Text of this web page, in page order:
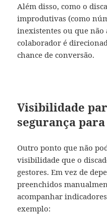
Além disso, como o
improdutivas (como
inexistentes ou que não
colaborador é
chance de conversão.
Visibilidade
segurança
Outro ponto que não
visibilidade que o
gestores. Em vez de
preenchidos
acompanhar
exemplo: